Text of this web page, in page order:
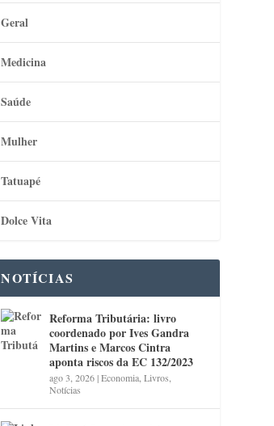
Geral
Medicina
Saúde
Mulher
Tatuapé
Dolce Vita
NOTÍCIAS
Reforma Tributária: livro
coordenado por Ives Gandra
Martins e Marcos Cintra
aponta riscos da EC 132/2023
ago 3, 2026|Economia ,Livros
Notícias